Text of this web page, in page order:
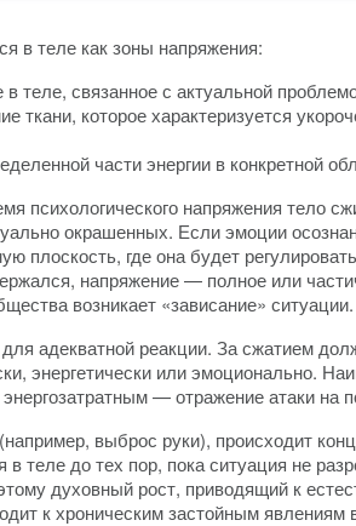
в теле как зоны напряжения:
теле, связанное с актуальной
ткани, которое характеризуется
части энергии в конкретной
психологического напряжения тело
окрашенных. Если эмоции
плоскость, где она будет
напряжение — полное или
возникает «зависание» ситуации.
адекватной реакции. За сжатием
или эмоционально.
— отражение атаки на
выброс руки), происходит
теле до тех пор, пока ситуация не
духовный рост, приводящий к
к хроническим застойным явлениям